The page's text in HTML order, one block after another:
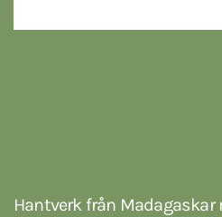
Hantverk från